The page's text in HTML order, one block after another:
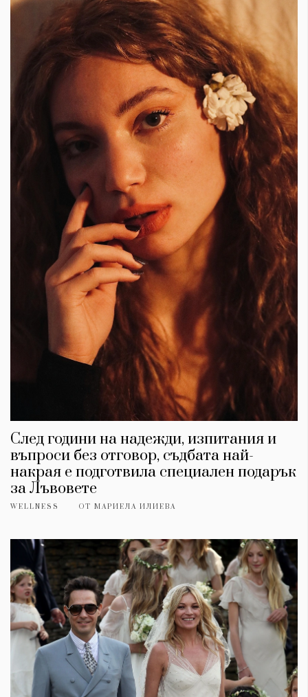
След години на надежди, изпитания и
въпроси без отговор, съдбата най-
накрая е подготвила специален подарък
за Лъвовете
WELLNESS ОТ МАРИЕЛА ИЛИЕВА
КАТЕГОРИИ
Wine&Dine
Подкасти
Мода
Dialogue
Изкуство
ЗА НАС
Условия за
ползване
За нас
Реклама
Политика за